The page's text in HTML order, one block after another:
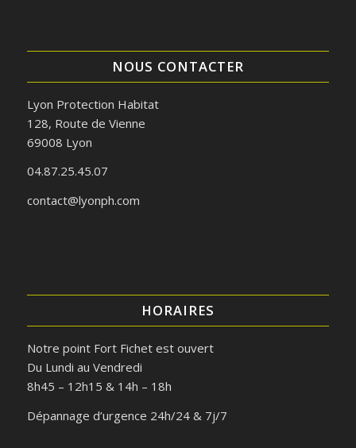
NOUS CONTACTER
Lyon Protection Habitat
128, Route de Vienne
69008 Lyon
04.87.25.45.07
contact@lyonph.com
HORAIRES
Notre point Fort Fichet est ouvert
Du Lundi au Vendredi
8h45 – 12h15 & 14h – 18h
Dépannage d’urgence 24h/24 & 7j/7